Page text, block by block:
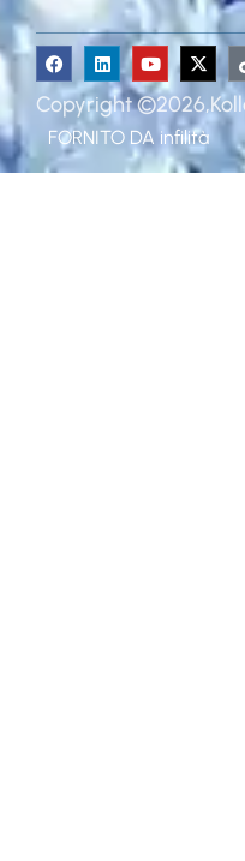
Copyright
FORNITO DA infilità